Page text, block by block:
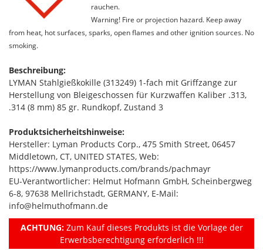
rauchen.
Warning! Fire or projection hazard. Keep away
from heat, hot surfaces, sparks, open flames and other ignition sources. No
smoking.
Beschreibung:
LYMAN Stahlgießkokille (313249) 1-fach mit Griffzange zur
Herstellung von Bleigeschossen für Kurzwaffen Kaliber .313,
.314 (8 mm) 85 gr. Rundkopf, Zustand 3
Produktsicherheitshinweise:
Hersteller: Lyman Products Corp., 475 Smith Street, 06457
Middletown, CT, UNITED STATES, Web:
https://www.lymanproducts.com/brands/pachmayr
EU-Verantwortlicher: Helmut Hofmann GmbH, Scheinbergweg
6-8, 97638 Mellrichstadt, GERMANY, E-Mail:
info@helmuthofmann.de
ACHTUNG:Zum Kauf dieses Produkts ist die Vorlage der
Erwerbsberechtigung erforderlich !!!